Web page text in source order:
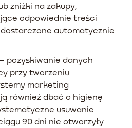
zniżki na zakupy,
odpowiednie treści
automatycznie
pozyskiwanie danych
przy tworzeniu
marketing
również dbać o higienę
usuwanie
90 dni nie otworzyły